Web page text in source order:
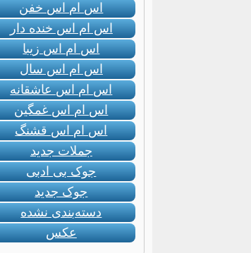
اس ام اس خفن
اس ام اس خنده دار
اس ام اس زیبا
اس ام اس سال
اس ام اس عاشقانه
اس ام اس غمگین
اس ام اس قشنگ
جملات جدید
جوک بی ادبی
جوک جدید
دسته‌بندی نشده
عکس